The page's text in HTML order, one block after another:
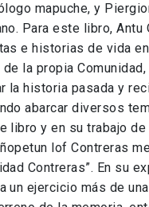
mapuche, y
Para este libro, Antu
e historias de vida
la propia
la historia pasada y
abarcar diversos
libro y en su trabajo
lof Contreras
Contreras”. En su
un ejercicio más de